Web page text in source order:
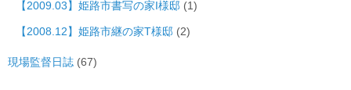
【2009.03】姫路市書写の家I様邸 (1)
【2008.12】姫路市継の家T様邸 (2)
現場監督日誌 (67)